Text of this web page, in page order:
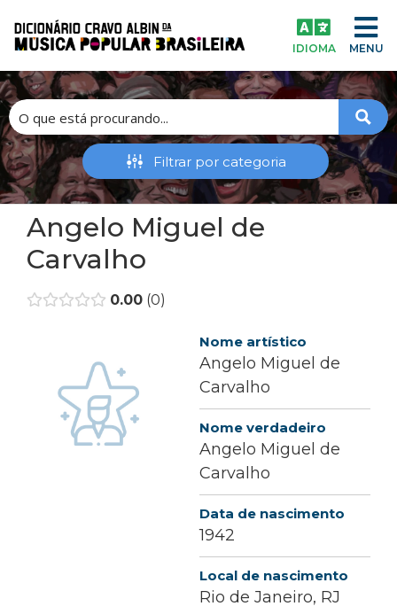
IDIOMA MENU
Angelo Miguel de
Carvalho
0.00 0
Nome artístico
Angelo Miguel de
Carvalho
Nome verdadeiro
Angelo Miguel de
Carvalho
Data de nascimento
1942
Local de nascimento
Rio de Janeiro, RJ